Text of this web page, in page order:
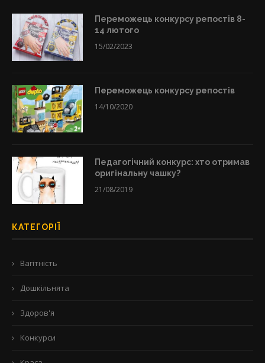
Переможець конкурсу репостів 8-
14 лютого
15/02/2023
Переможець конкурсу репостів
14/10/2020
Педагогічний конкурс: хто отримав
оригінальну чашку?
21/08/2019
КАТЕГОРІЇ
Вагітність
Дошкільнята
Здоров'я
Конкурси